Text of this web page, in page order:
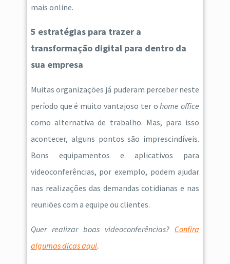
mais online.
5 estratégias para trazer a
transformação digital para dentro da
sua empresa
Muitas organizações já puderam perceber neste
período que é muito vantajoso ter ohome office
como alternativa de trabalho. Mas, para isso
acontecer, alguns pontos são imprescindíveis.
Bons equipamentos e aplicativos para
videoconferências, por exemplo, podem ajudar
nas realizações das demandas cotidianas e nas
reuniões com a equipe ou clientes.
Quer realizar boas videoconferências? Confira
algumas dicas aqui.